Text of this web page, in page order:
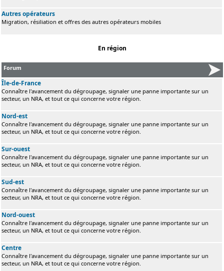
Autres opérateurs
Migration, résiliation et offres des autres opérateurs mobiles
En région
Forum
Île-de-France
Connaître l'avancement du dégroupage, signaler une panne importante sur un
secteur, un NRA, et tout ce qui concerne votre région.
Nord-est
Connaître l'avancement du dégroupage, signaler une panne importante sur un
secteur, un NRA, et tout ce qui concerne votre région.
Sur-ouest
Connaître l'avancement du dégroupage, signaler une panne importante sur un
secteur, un NRA, et tout ce qui concerne votre région.
Sud-est
Connaître l'avancement du dégroupage, signaler une panne importante sur un
secteur, un NRA, et tout ce qui concerne votre région.
Nord-ouest
Connaître l'avancement du dégroupage, signaler une panne importante sur un
secteur, un NRA, et tout ce qui concerne votre région.
Centre
Connaître l'avancement du dégroupage, signaler une panne importante sur un
secteur, un NRA, et tout ce qui concerne votre région.